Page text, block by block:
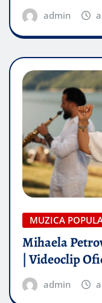
admin
MUZICA
Mihaela
| Videoclip
admin